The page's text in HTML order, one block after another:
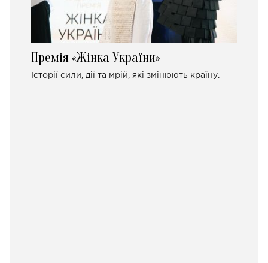
Премія «Жінка України»
Історії сили, дії та мрій, які змінюють країну.